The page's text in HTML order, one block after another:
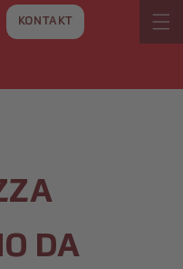
KONTAKT
DA